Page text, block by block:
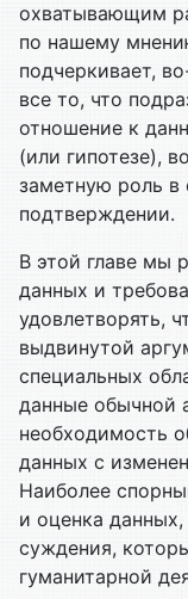
охватывающим
по нашему
подчеркивает,
все то, что
отношение к
(или гипотезе),
заметную роль в
подтверждении.
В этой главе мы
данных и
удовлетворять,
выдвинутой
специальных
данные обычной
необходимость
данных с
Наиболее
и оценка
суждения,
гуманитарной